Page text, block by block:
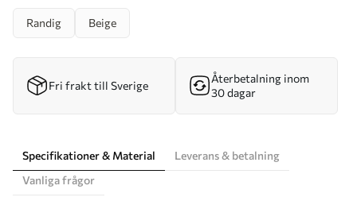
Randig Beige
Fri frakt till Sverige
Återbetalning inom
30 dagar
Specifikationer & Material
Leverans & betalning
Vanliga frågor